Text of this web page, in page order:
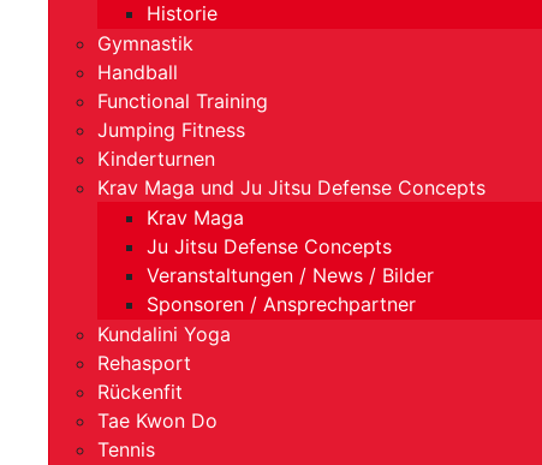
Historie
Gymnastik
Handball
Functional Training
Jumping Fitness
Kinderturnen
Krav Maga und Ju Jitsu Defense Concepts
Krav Maga
Ju Jitsu Defense Concepts
Veranstaltungen / News / Bilder
Sponsoren / Ansprechpartner
Kundalini Yoga
Rehasport
Rückenfit
Tae Kwon Do
Tennis